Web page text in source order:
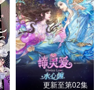
更新至第02集